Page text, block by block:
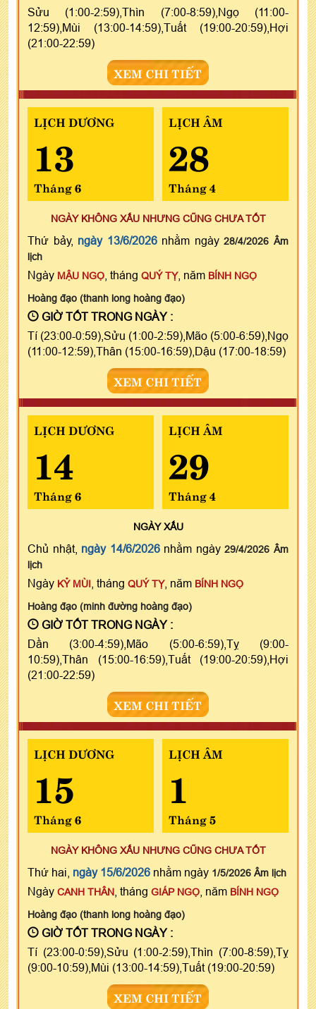
Sửu (1:00-2:59),Thìn (7:00-8:59),Ngọ (11:00-
12:59),Mùi (13:00-14:59),Tuất (19:00-20:59),Hợi
(21:00-22:59)
XEM CHI TIẾT
LỊCH DƯƠNG
13
Tháng 6
LỊCH ÂM
28
Tháng 4
NGÀY KHÔNG XẤU NHƯNG CŨNG CHƯA TỐT
Thứ bảy, ngày 13/6/2026nhằm ngày28/4/2026 Âm
lịch
Ngày MẬU NGỌ , tháng QUÝ TỴ, năm BÍNH NGỌ
Hoàng đạo (thanh long hoàng đạo)
GIỜ TỐT TRONG NGÀY :
Tí (23:00-0:59),Sửu (1:00-2:59),Mão (5:00-6:59),Ngọ
(11:00-12:59),Thân (15:00-16:59),Dậu (17:00-18:59)
XEM CHI TIẾT
LỊCH DƯƠNG
14
Tháng 6
LỊCH ÂM
29
Tháng 4
NGÀYXẤU
Chủ nhật, ngày 14/6/2026nhằm ngày29/4/2026 Âm
lịch
Ngày KỶ MÙI , tháng QUÝ TỴ, năm BÍNH NGỌ
Hoàng đạo (minh đường hoàng đạo)
GIỜ TỐT TRONG NGÀY :
Dần (3:00-4:59),Mão (5:00-6:59),Tỵ (9:00-
10:59),Thân (15:00-16:59),Tuất (19:00-20:59),Hợi
(21:00-22:59)
XEM CHI TIẾT
LỊCH DƯƠNG
15
Tháng 6
LỊCH ÂM
1
Tháng 5
NGÀY KHÔNG XẤU NHƯNG CŨNG CHƯA TỐT
Thứ hai, ngày 15/6/2026 nhằm ngày 1/5/2026 Âm lịch
Ngày CANH THÂN , tháng GIÁP NGỌ , năm BÍNH NGỌ
Hoàng đạo (thanh long hoàng đạo)
GIỜ TỐT TRONG NGÀY :
Tí (23:00-0:59),Sửu (1:00-2:59),Thìn (7:00-8:59),Tỵ
(9:00-10:59),Mùi (13:00-14:59),Tuất (19:00-20:59)
XEM CHI TIẾT